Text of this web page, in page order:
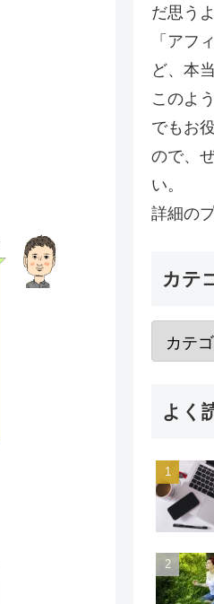
だ思う
「アフ
ど、本
このよ
でもお
ので、
い。
詳細の
カテ
よく